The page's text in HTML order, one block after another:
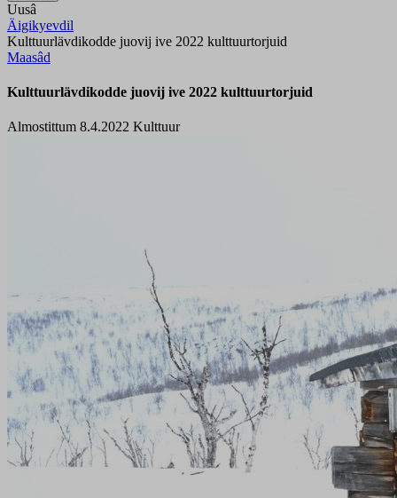
Uusâ
Äigikyevdil
Kulttuurlävdikodde juovij ive 2022 kulttuurtorjuid
Maasâd
Kulttuurlävdikodde juovij ive 2022 kulttuurtorjuid
Almostittum 8.4.2022 Kulttuur